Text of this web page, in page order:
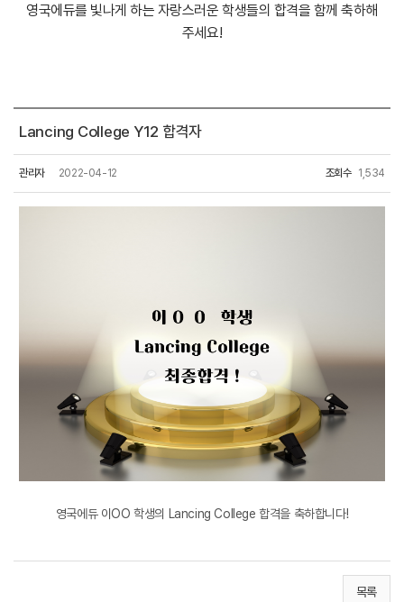
영국에듀를 빛나게 하는 자랑스러운 학생들의 합격을 함께 축하해
주세요!
Lancing College Y12 합격자
관리자 2022-04-12 조회수 1,534
영국에듀 이OO 학생의 Lancing College 합격을 축하합니다!
목록